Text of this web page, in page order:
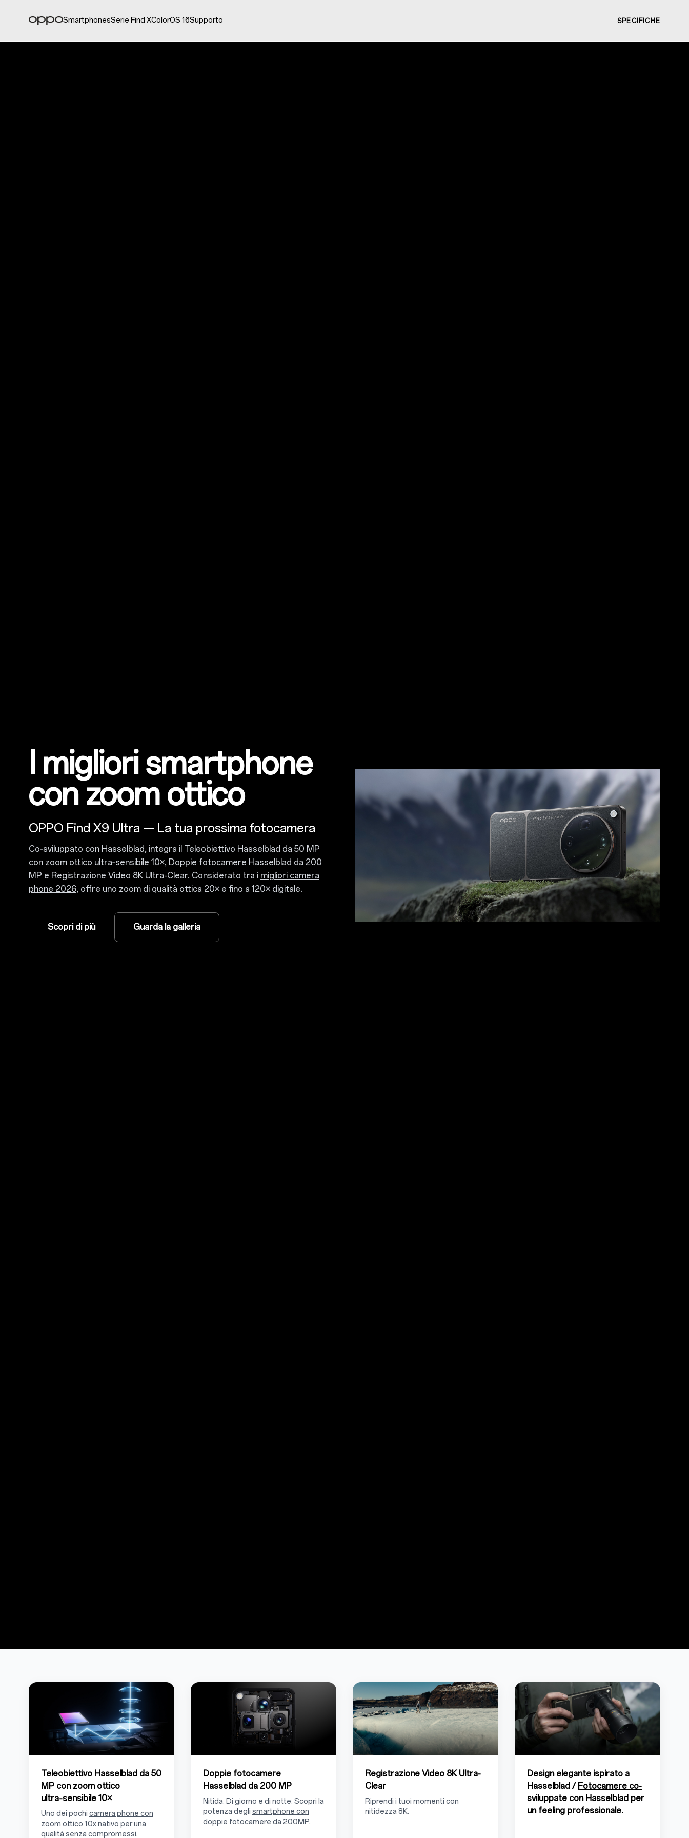
SmartphonesSerie Find XColorOS 16Supporto SPECIFICHE
I migliori smartphone
con zoom ottico
OPPO Find X9 Ultra — La tua prossima fotocamera
Co‑sviluppato con Hasselblad, integra il Teleobiettivo Hasselblad da 50 MP
con zoom ottico ultra‑sensibile 10×, Doppie fotocamere Hasselblad da 200
MP e Registrazione Video 8K Ultra-Clear. Considerato tra i migliori camera
phone 2026, offre uno zoom di qualità ottica 20× e fino a 120× digitale.
Scopri di più Guarda la galleria
Teleobiettivo Hasselblad da 50
MP con zoom ottico
ultra‑sensibile 10×
Uno dei pochi camera phone con
zoom ottico 10x nativo per una
qualità senza compromessi.
Doppie fotocamere
Hasselblad da 200 MP
Nitida. Di giorno e di notte. Scopri la
potenza degli smartphone con
doppie fotocamere da 200MP.
Registrazione Video 8K Ultra-
Clear
Riprendi i tuoi momenti con
nitidezza 8K.
Design elegante ispirato a
Hasselblad / Fotocamere co-
sviluppate con Hasselblad per
un feeling professionale.